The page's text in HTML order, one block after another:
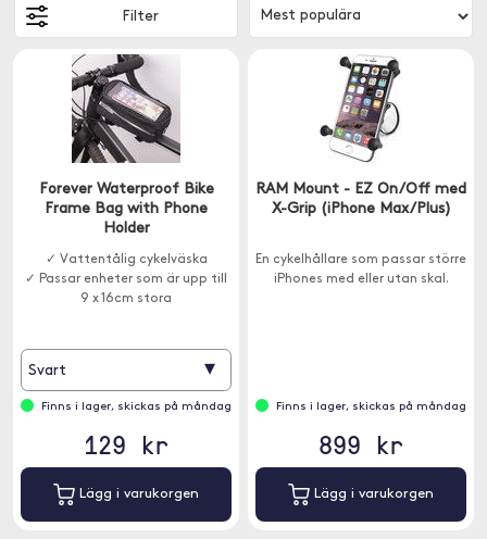
Filter
Forever Waterproof Bike
Frame Bag with Phone
Holder
✓ Vattentålig cykelväska
✓ Passar enheter som är upp till
9 x 16cm stora
Svart ▾
Finns i lager, skickas på måndag
129 kr
Lägg i varukorgen
RAM Mount - EZ On/Off med
X-Grip (iPhone Max/Plus)
En cykelhållare som passar större
iPhones med eller utan skal.
Finns i lager, skickas på måndag
899 kr
Lägg i varukorgen